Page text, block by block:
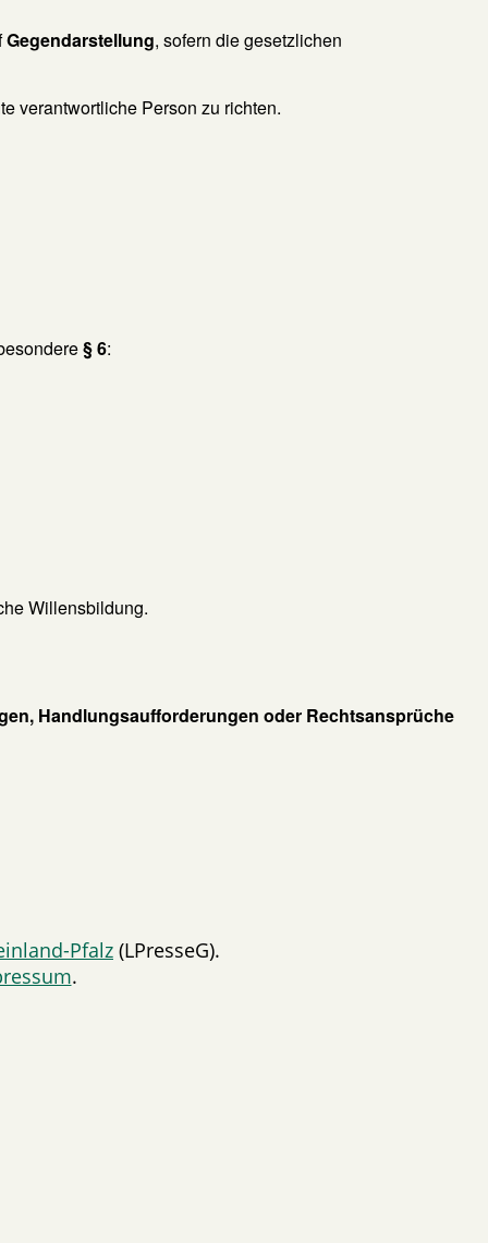
Gegendarstellung, sofern die gesetzlichen
verantwortliche Person zu richten.
§ 6:
Willensbildung.
Handlungsaufforderungen oder Rechtsansprüche
Pfalz (LPresseG).
.